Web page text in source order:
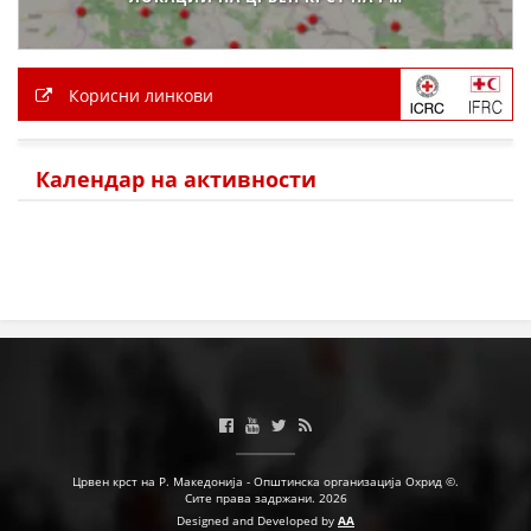
Корисни линкови
Календар на активности
Црвен крст на Р. Македонија - Општинска организација Охрид ©.
Сите права задржани. 2026
Designed and Developed by AA